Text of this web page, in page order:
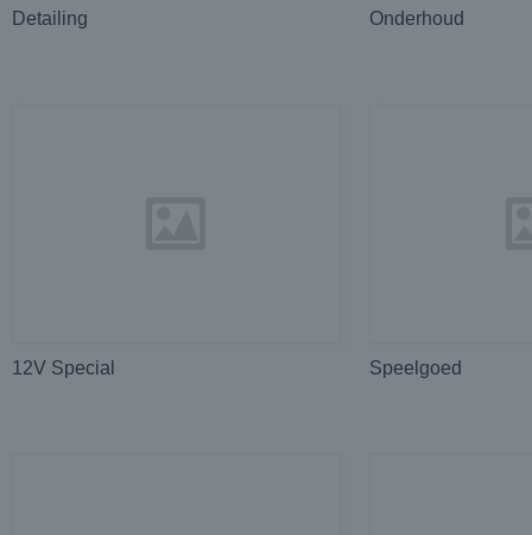
Detailing Onderhoud
12V Special Speelgoed